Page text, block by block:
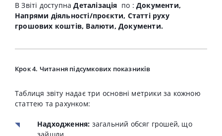
В Звіті доступнаДеталізація по :Документи,
Напрями діяльності/проєкти, Статті руху
грошових коштів, Валюти, Документи.
Крок 4. Читання підсумкових показників
Таблиця звіту надає три основні метрики за кожною
статтею та рахунком:
Надходження: загальний обсяг грошей, що